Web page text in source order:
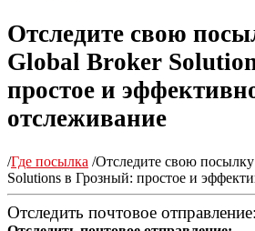
Отследите свою
Global Broker
простое и
отслеживание
/Где посылка /Отследите свою
Solutions в Грозный: простое и
Отследить почтовое отправление: